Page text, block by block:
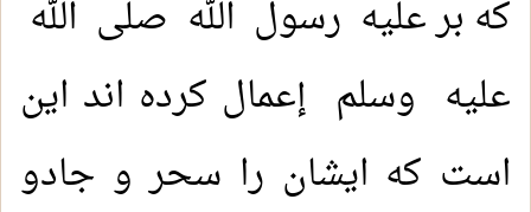
که بر علیه رسول الله صلى الله
عليه وسلم إعمال کرده اند این
است که ایشان را سحر و جادو